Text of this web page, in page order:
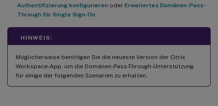
Authentifizierung konfigurieren oder Erweitertes Domänen-Pass-
Through für Single Sign-On
HINWEIS:
Möglicherweise benötigen Sie die neueste Version der Citrix
Workspace-App, um die Domänen-Pass-Through-Unterstützung
für einige der folgenden Szenarien zu erhalten.